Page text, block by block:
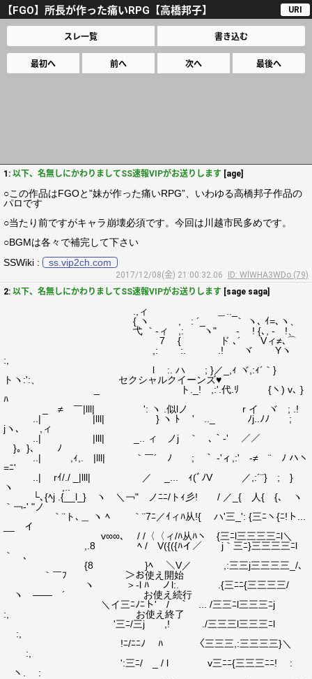
【FGO】所長が作った痛いRPG【高橋邦子】 URI
スレ一覧 書き込む
最初へ 前へ 次へ 最後へ
1: 以下、名無しにかわりましてSS速報VIPがお送りします [age]
○この作品はFGOと”妹が作った痛いRPG”、いわゆる高橋邦子作品の
パロです
○当たり前ですがキャラ崩壊必須です。今回は川越市民多めです。
○BGMは各々で補完して下さい
SSWiki :
ss.vip2ch.com
2017/12/08(金) 21:00:32.06
ID: WlWHA3WDo (79)
2: 以下、名無しにかわりましてSS速報VIPがお送りします [sage saga]
.,ィ ＿.._
{ ヽ , : ´_ ｀ ヽ､ ｲ=､ヽ、
弋 ｀-ィ ,: ヽ" - ! {､, ‐ゝ!、
7 { ド ､´ Vィ≠､⌒
,: :. .! ヾ Yヽ
:,
l :. ハ ; }／_,ｨ ヾ,:ｨ´｀}
トヽ:':、 セクシャルクイーンズ♥
_ ト._! ,:'.代.ﾘ {ヽ) v､ }
ﾊ
_ ≠ ￣|lll| ': ヽ .似lノ r イ ヾ ; .!
..| |lll| } ヽ ﾄゝ ' .._ ﾉj..ﾉﾉ ;
jヽ､ ,ィ
..| |lll| _.. ィ ノj ｀ ､｀-' ／／
}。}､ ￣ ﾉ
..| ,ｨ,. |lll| ｀￣´ ﾉ ; ｀ ‐'ィ,:' -≠ ¨ ﾉ ハヽ
=ﾆ'
..| rｲ/./ _|lll| ／ _... ｨ(ﾞﾉV ／,:´¨} ; }
ヽ ,..
└､{ﾍj .{__l_} ヽ ＼￢" ノﾆﾆ/トｨ彡! / ／_{ 人{ {､ ヽ
｀￢-' "ノ
｀¨ト､＿ ヽ ﾍ ｀¨7ﾆ／ｲィﾊ从!{ ハ'三_': {三ﾆヽ{ﾆ!ト...
__ イ
v∞∞､ / /〈〈ィ/ﾊ从ﾊヽ {三ﾆl三三三三ﾆl＼
,.8 ﾍ / V({({ﾊイ／ j｀三ﾆ}三三三三ﾆl
｀ ､
{8 }ﾍ ＼V／ ,:三三j三三三三_/､
｀￣ﾌ ＞お使え開始
ヽ ＞-l ﾊ ノl:. .{三ﾆﾆ{三三三三/
ヽ ―― ´ お使え続行
＼イ三ﾆﾉﾆト' / ｀ ... /三三ﾆl三三三ﾆj
:, お使え終了
'三ﾆ/三j ,! ./三三三l三三三ﾆl
:,
!ﾆ/ﾆﾆﾉ ﾊ 〈三三三,:三三三三}＼
:,
':三ﾆ/ _ / l v三ﾆﾆ{三三三ﾆﾆ! :
ヽ. :